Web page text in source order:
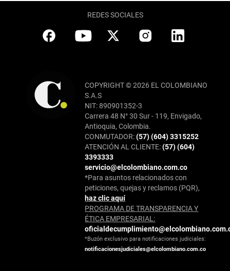
REDES SOCIALES
COPYRIGHT © 2026 EL COLOMBIANO
S.A.S
NIT: 890901352-3
Carrera 48 N° 30 Sur - 119, Envigado,
Antioquia, Colombia.
CONMUTADOR:(57) (604) 3315252
ATENCIÓN AL CLIENTE:(57) (604)
3393333
servicio@elcolombiano.com.co
*Para asuntos relacionados con
peticiones, quejas y reclamos (PQR),
haz clic aquí
PROGRAMA DE TRANSPARENCIA Y
ÉTICA EMPRESARIAL:
*Buzón exclusivo para notificaciones judiciales:
notificacionesjudiciales@elcolombiano.com.co